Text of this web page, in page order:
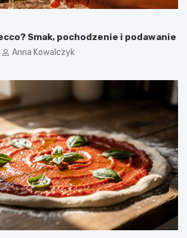
Smak, pochodzenie i podawanie
Anna Kowalczyk